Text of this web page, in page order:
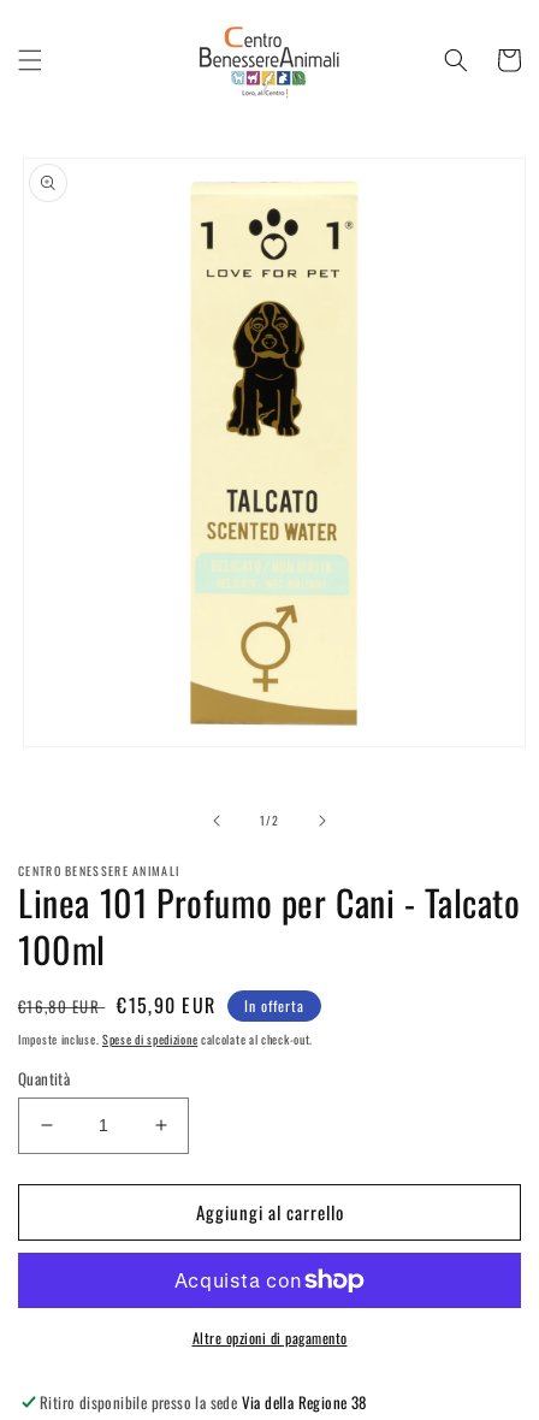
ai contenuti
Carrello
informazioni
sul
prodotto
modale
1/su
2
CENTRO BENESSERE ANIMALI
Linea 101 Profumo per Cani - Talcato
100ml
Prezzo
di
€16,80 EUR Prezzo
scontato
€15,90 EUR In offerta
Imposte incluse. Spese di spedizione calcolate al check-out.
Quantità
Diminuisci
quantità
per
101
Cani
Aumenta
quantità
per
Linea
101
per
Cani
Aggiungi al carrello
Altre opzioni di pagamento
Ritiro disponibile presso la sede Via della Regione 38